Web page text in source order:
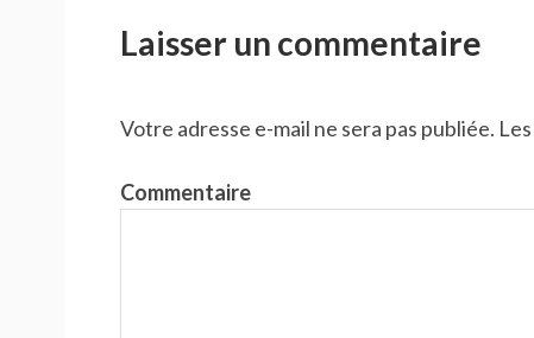
Laisser un commentaire
Votre adresse e-mail ne sera pas publiée.
Commentaire